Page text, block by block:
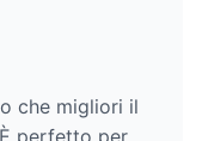
che migliori il
perfetto per